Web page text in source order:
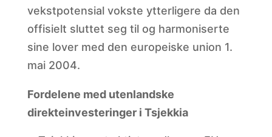
vekstpotensial vokste ytterligere da den
offisielt sluttet seg til og harmoniserte
sine lover med den europeiske union 1.
mai 2004.
Fordelene med utenlandske
direkteinvesteringer i Tsjekkia